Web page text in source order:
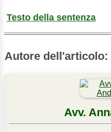
Testo della sentenza
Autore dell'articolo:
Avv.